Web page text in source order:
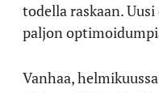
todella raskaan.
paljon
Vanhaa,